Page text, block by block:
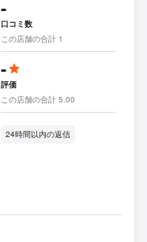
-
口コミ数
この店舗の合計 1
-
評価
この店舗の合計 5.00
24時間以内の返信